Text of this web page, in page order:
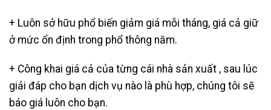
+ Luôn sở hữu phổ biến giảm giá mỗi tháng, giá cả giữ
ở mức ổn định trong phổ thông năm.
+ Công khai giá cả của từng cái nhà sản xuất , sau lúc
giải đáp cho bạn dịch vụ nào là phù hợp, chúng tôi sẽ
báo giá luôn cho bạn.